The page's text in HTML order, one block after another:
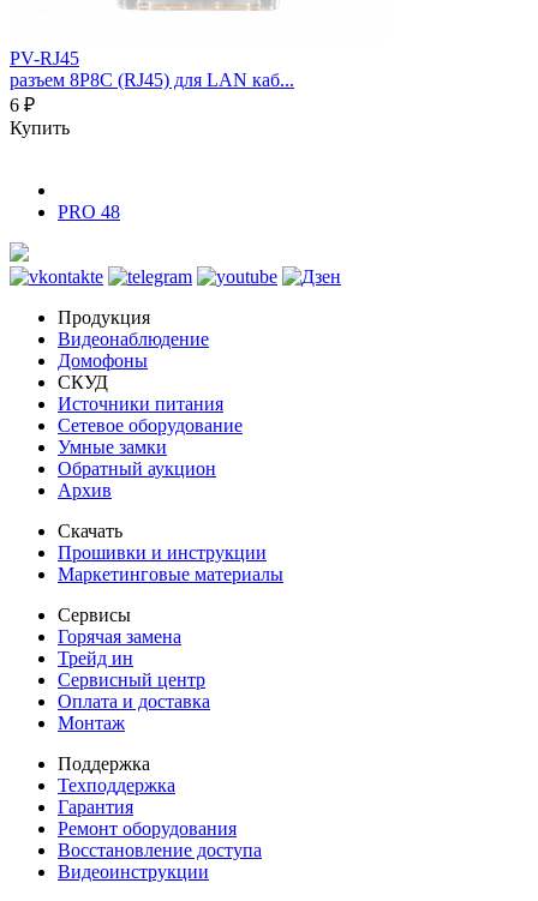
PV-RJ45
разъем 8P8C (RJ45) для LAN каб...
6 ₽
Купить
PRO 48
Продукция
Видеонаблюдение
Домофоны
СКУД
Источники питания
Сетевое оборудование
Умные замки
Обратный аукцион
Архив
Скачать
Прошивки и инструкции
Маркетинговые материалы
Сервисы
Горячая замена
Трейд ин
Сервисный центр
Оплата и доставка
Монтаж
Поддержка
Техподдержка
Гарантия
Ремонт оборудования
Восстановление доступа
Видеоинструкции